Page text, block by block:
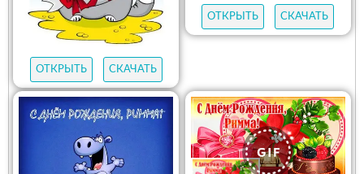
ОТКРЫТЬ СКАЧАТЬ
ОТКРЫТЬ СКАЧАТЬ